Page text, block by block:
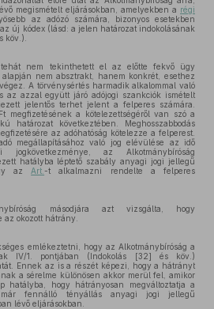
megismételt eljárásokban, amelyekben a régi
az adózó számára, bizonyos esetekben
új kódex (lásd: a jelen határozat indokolásának
köv.).
tehát nem tekinthetett el az előtte fekvő ügy
nem absztrakt, hanem konkrét, esethez
A törvénysértés harmadik alkalommal való
az azzal együtt járó adójogi szankciók ismételt
jelentős terhet jelent a felperes számára.
megfizetésének a kötelezettségéről van szó a
határozat következtében. Meghosszabbodás
az adóhatóság kötelezze a felperest.
megállapításához való jog elévülése az idő
az Alkotmánybíróság
hatályba léptető szabály anyagi jogi jellegű
az Art.-t alkalmazni rendelte a felperes
másodjára azt vizsgálta, hogy
okozott hátrány.
emlékeztetni, hogy az Alkotmánybíróság a
IV/1. pontjában (Indokolás [32] és köv.)
Ennek az is a részét képezi, hogy a hátrányt
a sérelme különösen akkor merül fel, amikor
hatályba, hogy hátrányosan megváltoztatja a
már fennálló tényállás anyagi jogi jellegű
lévő eljárásokban.